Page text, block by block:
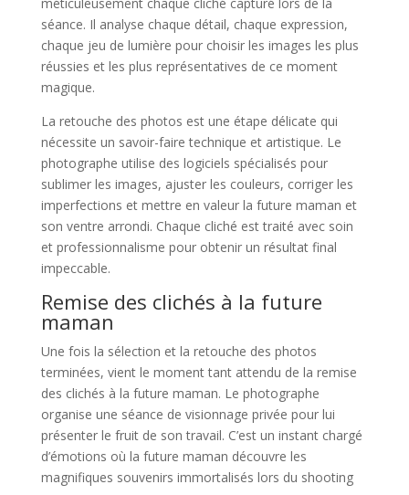
séance. Il analyse chaque détail, chaque expression,
chaque jeu de lumière pour choisir les images les plus
réussies et les plus représentatives de ce moment
magique.
La retouche des photos est une étape délicate qui
nécessite un savoir-faire technique et artistique. Le
photographe utilise des logiciels spécialisés pour
sublimer les images, ajuster les couleurs, corriger les
imperfections et mettre en valeur la future maman et
son ventre arrondi. Chaque cliché est traité avec soin
et professionnalisme pour obtenir un résultat final
impeccable.
Remise des clichés à la future
maman
Une fois la sélection et la retouche des photos
terminées, vient le moment tant attendu de la remise
des clichés à la future maman. Le photographe
organise une séance de visionnage privée pour lui
présenter le fruit de son travail. C’est un instant chargé
d’émotions où la future maman découvre les
magnifiques souvenirs immortalisés lors du shooting